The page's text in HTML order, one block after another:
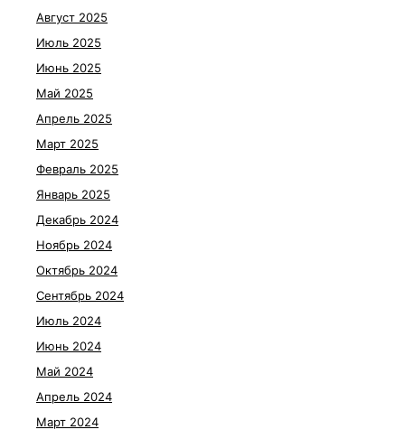
Август 2025
Июль 2025
Июнь 2025
Май 2025
Апрель 2025
Март 2025
Февраль 2025
Январь 2025
Декабрь 2024
Ноябрь 2024
Октябрь 2024
Сентябрь 2024
Июль 2024
Июнь 2024
Май 2024
Апрель 2024
Март 2024